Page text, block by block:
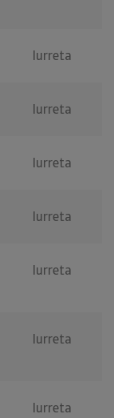
Iurreta
Iurreta
Iurreta
Iurreta
Iurreta
Iurreta
Iurreta